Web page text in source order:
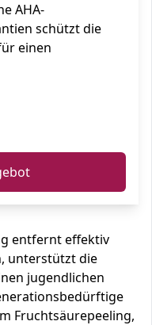
AHA-
schützt die
einen
entfernt effektiv
unterstützt die
jugendlichen
Fruchtsäurepeeling,